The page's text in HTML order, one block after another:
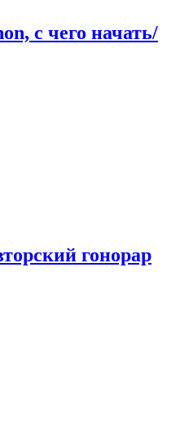
с чего начать/
гонорар